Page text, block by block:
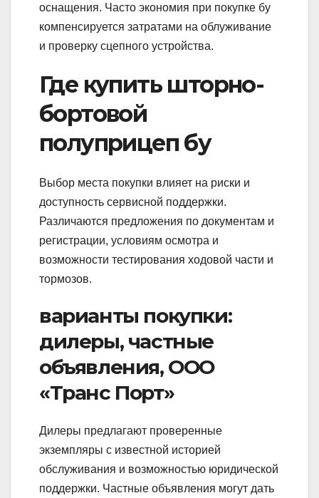
оснащения. Часто экономия при покупке бу
компенсируется затратами на облуживание
и проверку сцепного устройства.
Где купить шторно-
бортовой
полуприцеп бу
Выбор места покупки влияет на риски и
доступность сервисной поддержки.
Различаются предложения по документам и
регистрации, условиям осмотра и
возможности тестирования ходовой части и
тормозов.
варианты покупки:
дилеры, частные
объявления, ООО
«Транс Порт»
Дилеры предлагают проверенные
экземпляры с известной историей
обслуживания и возможностью юридической
поддержки. Частные объявления могут дать